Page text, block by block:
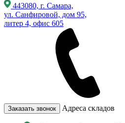
443080, г. Самара,
ул. Санфировой, дом 95,
литер 4, офис 605
Заказать звонок Адреса складов